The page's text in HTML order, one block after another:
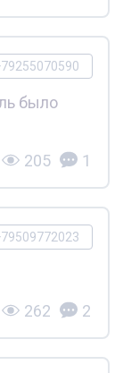
было
205 1
262 2